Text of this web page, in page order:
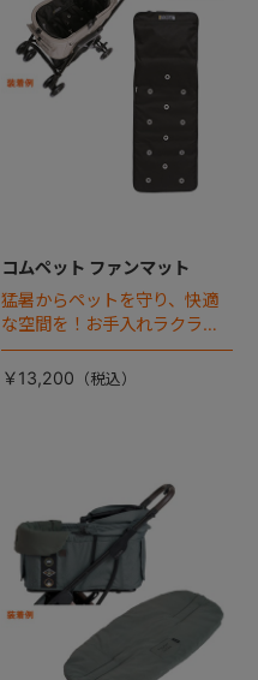
コムペット ファンマット
猛暑からペットを守り、快適
な空間を！お手入れラクラク
な「ファンマット」が登場！
￥13,200